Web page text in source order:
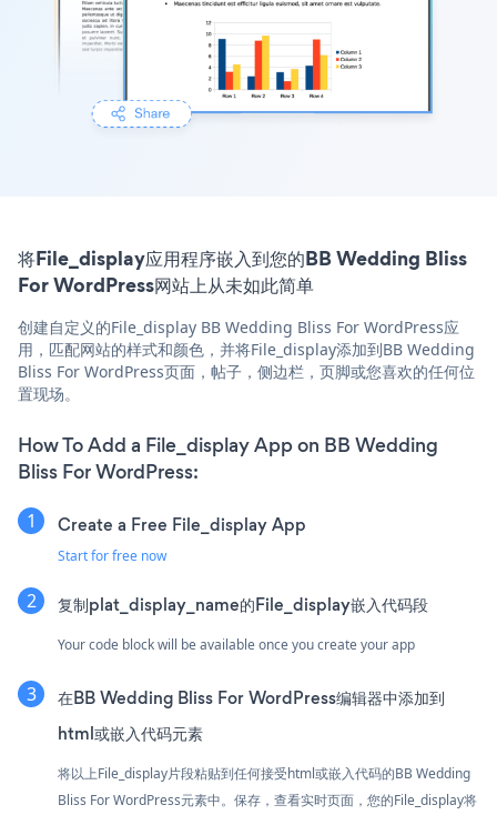
将File_display应用程序嵌入到您的BB Wedding Bliss
For WordPress网站上从未如此简单
创建自定义的File_display BB Wedding Bliss For WordPress应
用，匹配网站的样式和颜色，并将File_display添加到BB Wedding
Bliss For WordPress页面，帖子，侧边栏，页脚或您喜欢的任何位
置现场。
How To Add a File_display App on BB Wedding
Bliss For WordPress:
Create a Free File_display App
Start for free now
复制plat_display_name的File_display嵌入代码段
Your code block will be available once you create your app
在BB Wedding Bliss For WordPress编辑器中添加到
html或嵌入代码元素
将以上File_display片段粘贴到任何接受html或嵌入代码的BB Wedding
Bliss For WordPress元素中。保存，查看实时页面，您的File_display将